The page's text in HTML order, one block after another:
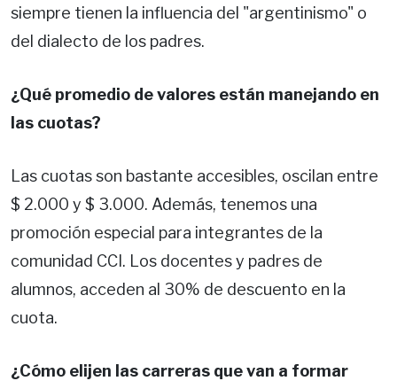
siempre tienen la influencia del "argentinismo" o
del dialecto de los padres.
¿Qué promedio de valores están manejando en
las cuotas?
Las cuotas son bastante accesibles, oscilan entre
$ 2.000 y $ 3.000. Además, tenemos una
promoción especial para integrantes de la
comunidad CCI. Los docentes y padres de
alumnos, acceden al 30% de descuento en la
cuota.
¿Cómo elijen las carreras que van a formar